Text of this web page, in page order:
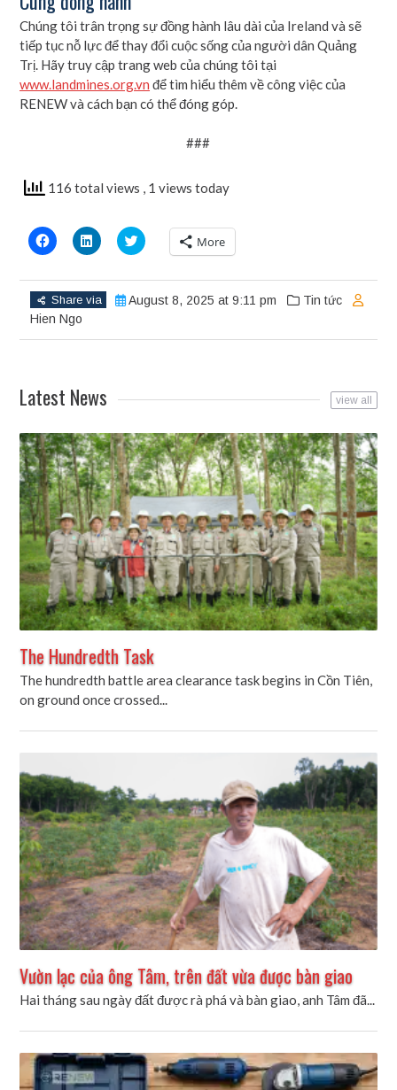
Chúng tôi trân trọng sự đồng hành lâu dài của Ireland và sẽ
tiếp tục nỗ lực để thay đổi cuộc sống của người dân Quảng
Trị. Hãy truy cập trang web của chúng tôi tại
www.landmines.org.vn để tìm hiểu thêm về công việc của
RENEW và cách bạn có thể đóng góp.
###
116 total views , 1 views today
Click
to
Facebook
(Opens
in
new
window)
Click
to
LinkedIn
(Opens
in
Click
to
Twitter
(Opens
in
More
Share via August 8, 2025 at 9:11 pm
Tin tức
Hien Ngo
Latest News view all
The Hundredth Task
The hundredth battle area clearance task begins in Cồn Tiên,
on ground once crossed...
Vườn lạc của ông Tâm, trên đất vừa được bàn giao
Hai tháng sau ngày đất được rà phá và bàn giao, anh Tâm đã...